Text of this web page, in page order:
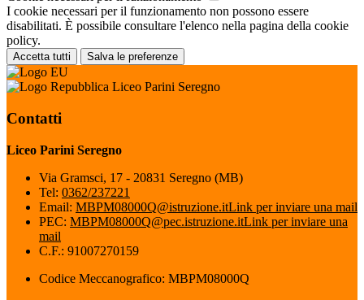
I cookie necessari per il funzionamento non possono essere
disabilitati. È possibile consultare l'elenco nella pagina della cookie
policy.
Accetta tutti Salva le preferenze
Liceo Parini Seregno
Contatti
Liceo Parini Seregno
Via Gramsci, 17 - 20831 Seregno (MB)
Tel: 0362/237221
Email: MBPM08000Q@istruzione.itLink per inviare una mail
PEC: MBPM08000Q@pec.istruzione.itLink per inviare una
mail
C.F.: 91007270159
Codice Meccanografico: MBPM08000Q